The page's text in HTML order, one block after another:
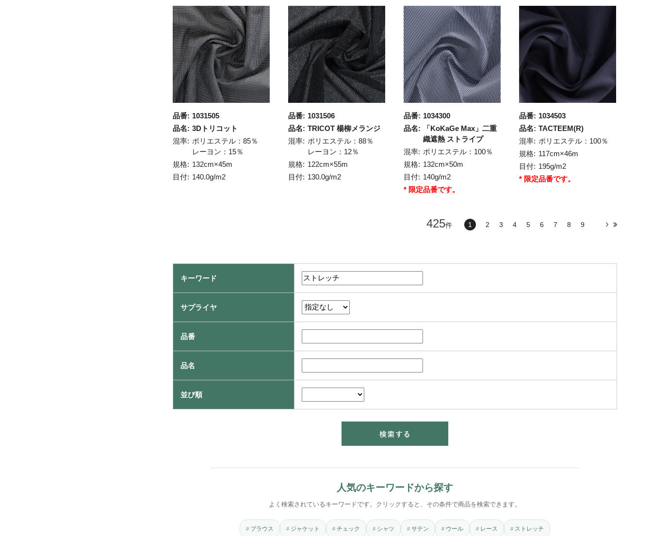
品番: 1031505
品名: 3Dトリコット
混率: ポリエステル：85％
レーヨン：15％
規格: 132cm×45m
目付: 140.0g/m2
品番: 1031506
品名: TRICOT 楊柳メランジ
混率: ポリエステル：88％
レーヨン：12％
規格: 122cm×55m
目付: 130.0g/m2
品番: 1034300
品名:
「KoKaGe Max」二重
織遮熱 ストライプ
混率: ポリエステル：100％
規格: 132cm×50m
目付: 140g/m2
* 限定品番です。
品番: 1034503
品名: TACTEEM(R)
混率: ポリエステル：100％
規格: 117cm×46m
目付: 195g/m2
* 限定品番です。
425件 1 2 3 4 5 6 7 8 9
キーワード
サプライヤ
品番
品名
並び順
人気のキーワードから探す
よく検索されているキーワードです。クリックすると、その条件で商品を検索できます。
ブラウス ジャケット チェック シャツ サテン ウール レース ストレッチ